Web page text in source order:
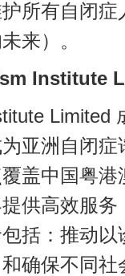
所有自闭症
来）。
Institute
Limited
亚洲自闭症
盖中国粤
供高效服务
括：推动以
确保不同社